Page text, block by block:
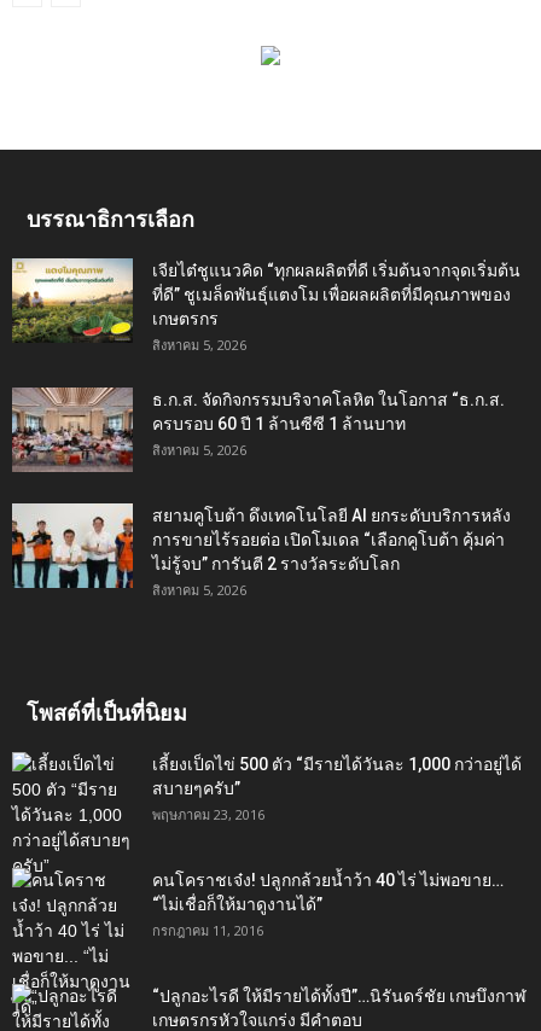
บรรณาธิการเลือก
เจียไต๋ชูแนวคิด “ทุกผลผลิตที่ดี เริ่มต้นจากจุดเริ่มต้น
ที่ดี” ชูเมล็ดพันธุ์แตงโม เพื่อผลผลิตที่มีคุณภาพของ
เกษตรกร
สิงหาคม 5, 2026
ธ.ก.ส. จัดกิจกรรมบริจาคโลหิต ในโอกาส “ธ.ก.ส.
ครบรอบ 60 ปี 1 ล้านซีซี 1 ล้านบาท
สิงหาคม 5, 2026
สยามคูโบต้า ดึงเทคโนโลยี AI ยกระดับบริการหลัง
การขายไร้รอยต่อ เปิดโมเดล “เลือกคูโบต้า คุ้มค่า
ไม่รู้จบ” การันตี 2 รางวัลระดับโลก
สิงหาคม 5, 2026
โพสต์ที่เป็นที่นิยม
เลี้ยงเป็ดไข่ 500 ตัว “มีรายได้วันละ 1,000 กว่าอยู่ได้
สบายๆครับ”
พฤษภาคม 23, 2016
คนโคราชเจ๋ง! ปลูกกล้วยน้ำว้า 40 ไร่ ไม่พอขาย…
“ไม่เชื่อก็ให้มาดูงานได้”‬
กรกฎาคม 11, 2016
“ปลูกอะไรดี ให้มีรายได้ทั้งปี”…นิรันดร์ชัย เกษบึงกาฬ
เกษตรกรหัวใจแกร่ง มีคำตอบ